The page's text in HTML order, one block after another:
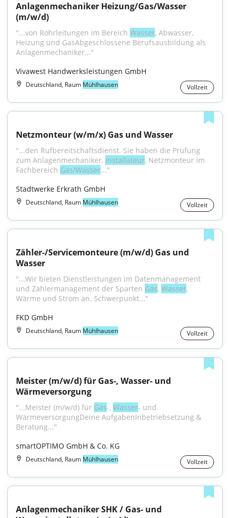
Anlagenmechaniker Heizung/Gas/Wasser
(m/w/d)
"...von Rohrleitungen im Bereich Wasser, Abwasser,
Heizung und GasAbgeschlossene Berufsausbildung als
Anlagenmechaniker..."
Vivawest Handwerksleistungen GmbH
Deutschland, Raum Mühlhausen Vollzeit
Netzmonteur (w/m/x) Gas und Wasser
"...den Rufbereitschaftsdienst. Sie haben die Prüfung
zum Anlagenmechaniker, Installateur, Netzmonteur im
Fachbereich Gas/Wasser..."
Stadtwerke Erkrath GmbH
Deutschland, Raum Mühlhausen Vollzeit
Zähler-/Servicemonteure (m/w/d) Gas und
Wasser
"...Wir bieten Dienstleistungen im Datenmanagement
und Zählermanagement der Sparten Gas, Wasser,
Wärme und Strom an. Schwerpunkt..."
FKD GmbH
Deutschland, Raum Mühlhausen Vollzeit
Meister (m/w/d) für Gas-, Wasser- und
Wärmeversorgung
"...Meister (m/w/d) für Gas-, Wasser- und
WärmeversorgungDeine AufgabenInbetriebsetzung &
Beratung..."
smartOPTIMO GmbH & Co. KG
Deutschland, Raum Mühlhausen Vollzeit
Anlagenmechaniker SHK / Gas- und